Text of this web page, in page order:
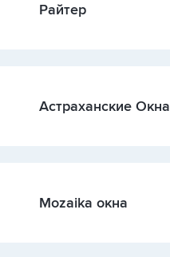
Райтер
Астраханские Окна
Mozaika окна